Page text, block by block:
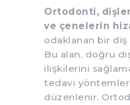
Ortodonti,
ve çenelerin
odaklanan bir diş
Bu alan, doğru
ilişkilerini
tedavi
düzenlenir.